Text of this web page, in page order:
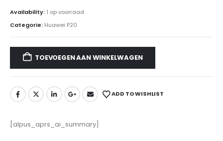
Availability: 1 op voorraad
Categorie: Huawei P20
TOEVOEGEN AAN WINKELWAGEN
ADD TO WISHLIST
[alpus_aprs_ai_summary]